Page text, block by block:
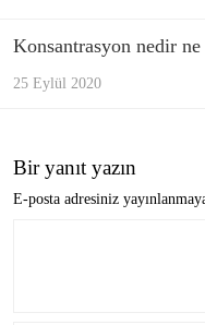
Konsantrasyon nedir
25 Eylül 2020
Bir yanıt yazın
E-posta adresiniz